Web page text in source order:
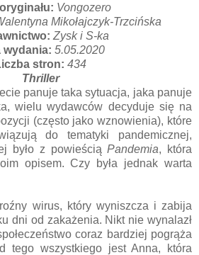
Vongozero
Mikołajczyk-Trzcińska
Zysk i S-ka
wydania: 5.05.2020
stron: 434
Thriller
panuje taka sytuacja, jaka panuje
wielu wydawców decyduje się na
(często jako wznowienia), które
do tematyki pandemicznej,
było z powieściąPandemia, która
opisem. Czy była jednak warta
wirus, który wyniszcza i zabija
dni od zakażenia. Nikt nie wynalazł
coraz bardziej pogrąża
tego wszystkiego jest Anna, która